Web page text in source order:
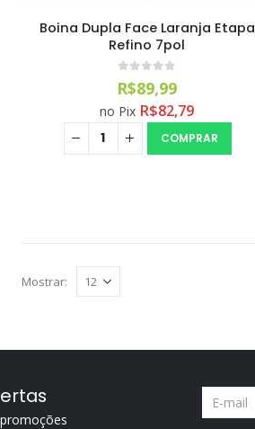
Boina Dupla Face Laranja Etapa
Refino 7pol
out of 5
R$89,99
no Pix R$82,79
COMPRAR
Mostrar: